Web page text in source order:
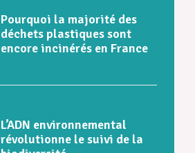
Pourquoi la majorité des
déchets plastiques sont
encore incinérés en France
L’ADN environnemental
révolutionne le suivi de la